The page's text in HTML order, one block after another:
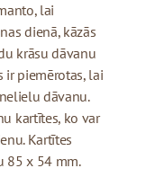
lai
dienā, kāzās
krāsu dāvanu
ir piemērotas, lai
dāvanu.
kartītes, ko var
Kartītes
85 x 54 mm.